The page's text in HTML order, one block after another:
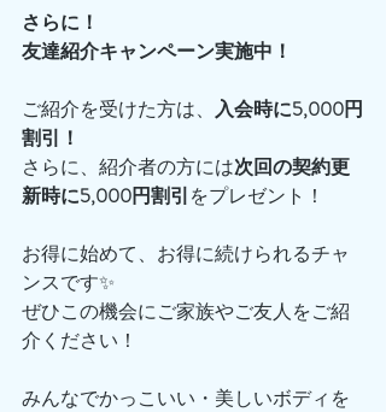
さらに！
友達紹介キャンペーン実施中！
ご紹介を受けた方は、 入会時に5,000円
割引！
さらに、紹介者の方には次回の契約更
新時に5,000円割引をプレゼント！
お得に始めて、お得に続けられるチャ
ンスです✨
ぜひこの機会にご家族やご友人をご紹
介ください！
みんなでかっこいい・美しいボディを